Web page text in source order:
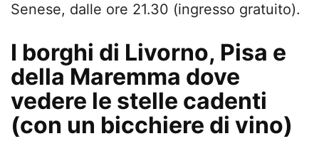
Senese, dalle ore 21.30 (ingresso gratuito).
I borghi di Livorno, Pisa e
della Maremma dove
vedere le stelle cadenti
(con un bicchiere di vino)